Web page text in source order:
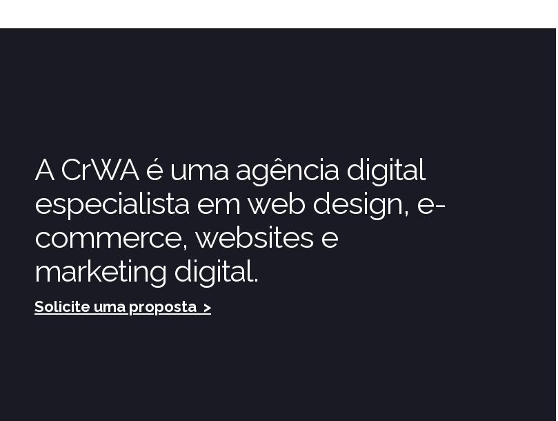
A CrWA é uma agência digital
especialista em web design, e-
commerce, websites e
marketing digital.
Solicite uma proposta >